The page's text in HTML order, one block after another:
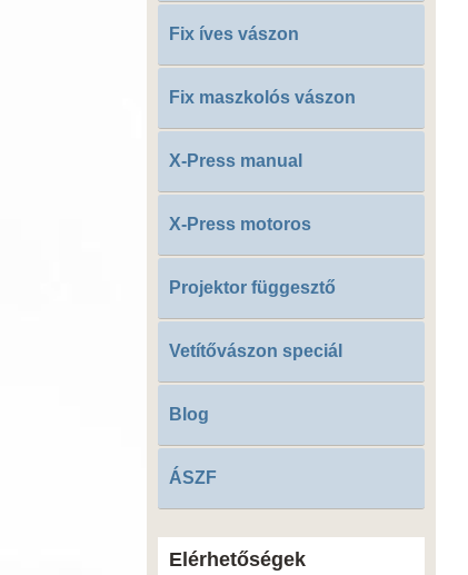
Fix íves vászon
Fix maszkolós vászon
X-Press manual
X-Press motoros
Projektor függesztő
Vetítővászon speciál
Blog
ÁSZF
Elérhetőségek